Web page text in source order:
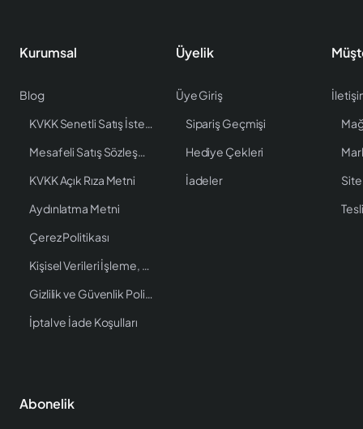
Kurumsal
Blog
KVKK Senetli Satış İstenen Bilgiler
Mesafeli Satış Sözleşmesi
KVKK Açık Rıza Metni
Aydınlatma Metni
Çerez Politikası
Kişisel Verileri İşleme, Saklama ve İmha Politikası
Gizlilik ve Güvenlik Politikası
İptal ve İade Koşulları
Üyelik
Üye Giriş
Sipariş Geçmişi
Hediye Çekleri
İadeler
Site
Abonelik